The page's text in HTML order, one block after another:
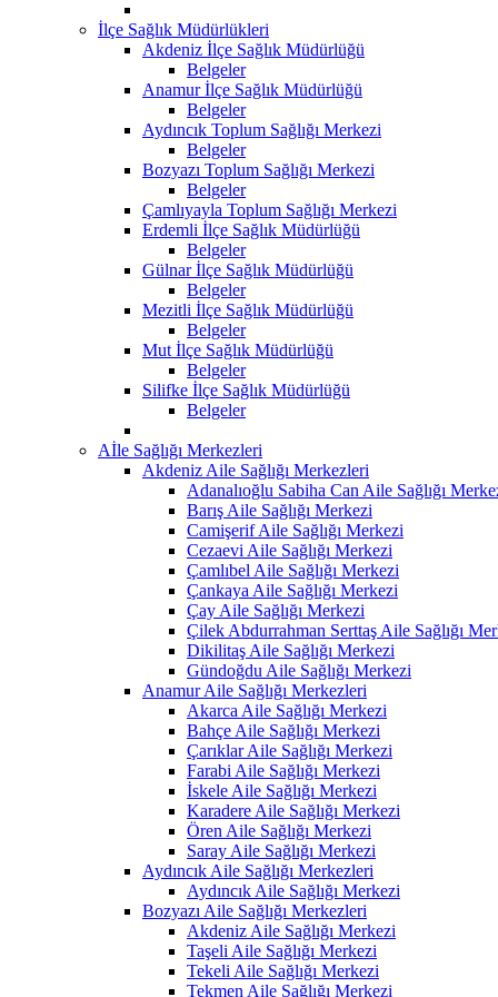
İlçe Sağlık Müdürlükleri
Akdeniz İlçe Sağlık Müdürlüğü
Belgeler
Anamur İlçe Sağlık Müdürlüğü
Belgeler
Aydıncık Toplum Sağlığı Merkezi
Belgeler
Bozyazı Toplum Sağlığı Merkezi
Belgeler
Çamlıyayla Toplum Sağlığı Merkezi
Erdemli İlçe Sağlık Müdürlüğü
Belgeler
Gülnar İlçe Sağlık Müdürlüğü
Belgeler
Mezitli İlçe Sağlık Müdürlüğü
Belgeler
Mut İlçe Sağlık Müdürlüğü
Belgeler
Silifke İlçe Sağlık Müdürlüğü
Belgeler
Aİle Sağlığı Merkezleri
Akdeniz Aile Sağlığı Merkezleri
Adanalıoğlu Sabiha Can Aile Sağlığı
Barış Aile Sağlığı Merkezi
Camişerif Aile Sağlığı Merkezi
Cezaevi Aile Sağlığı Merkezi
Çamlıbel Aile Sağlığı Merkezi
Çankaya Aile Sağlığı Merkezi
Çay Aile Sağlığı Merkezi
Çilek Abdurrahman Serttaş Aile Sağlığı
Dikilitaş Aile Sağlığı Merkezi
Gündoğdu Aile Sağlığı Merkezi
Anamur Aile Sağlığı Merkezleri
Akarca Aile Sağlığı Merkezi
Bahçe Aile Sağlığı Merkezi
Çarıklar Aile Sağlığı Merkezi
Farabi Aile Sağlığı Merkezi
İskele Aile Sağlığı Merkezi
Karadere Aile Sağlığı Merkezi
Ören Aile Sağlığı Merkezi
Saray Aile Sağlığı Merkezi
Aydıncık Aile Sağlığı Merkezleri
Aydıncık Aile Sağlığı Merkezi
Bozyazı Aile Sağlığı Merkezleri
Akdeniz Aile Sağlığı Merkezi
Taşeli Aile Sağlığı Merkezi
Tekeli Aile Sağlığı Merkezi
Tekmen Aile Sağlığı Merkezi